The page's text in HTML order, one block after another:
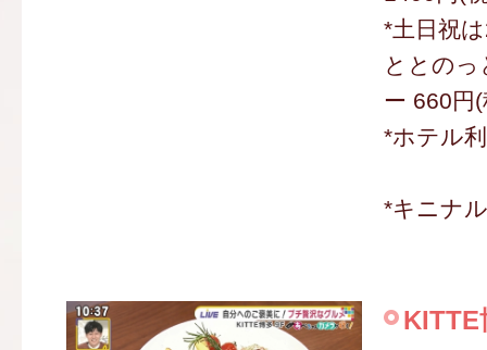
*土日祝
ととの
ー 660円
*ホテル
*キニナ
KITTE